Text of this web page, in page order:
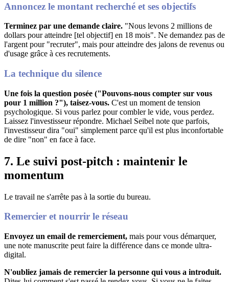
Annoncez le montant recherché et ses objectifs
Terminez par une demande claire. "Nous levons 2 millions de
dollars pour atteindre [tel objectif] en 18 mois". Ne demandez pas de
l'argent pour "recruter", mais pour atteindre des jalons de revenus ou
d'usage grâce à ces recrutements.
La technique du silence
Une fois la question posée ("Pouvons-nous compter sur vous
pour 1 million ?"), taisez-vous. C'est un moment de tension
psychologique. Si vous parlez pour combler le vide, vous perdez.
Laissez l'investisseur répondre. Michael Seibel note que parfois,
l'investisseur dira "oui" simplement parce qu'il est plus inconfortable
de dire "non" en face à face.
7. Le suivi post-pitch : maintenir le
momentum
Le travail ne s'arrête pas à la sortie du bureau.
Remercier et nourrir le réseau
Envoyez un email de remerciement, mais pour vous démarquer,
une note manuscrite peut faire la différence dans ce monde ultra-
digital.
N'oubliez jamais de remercier la personne qui vous a introduit.